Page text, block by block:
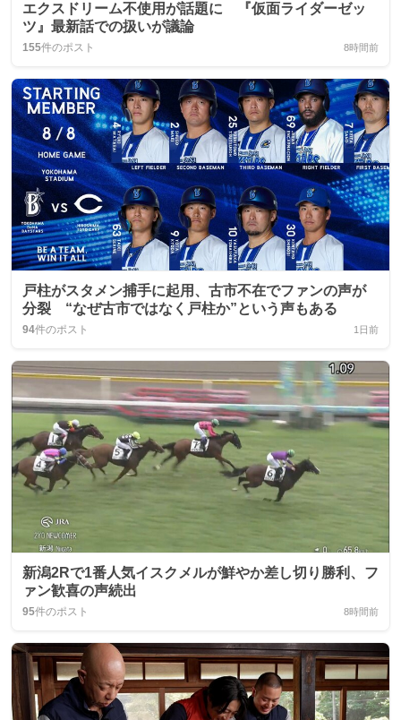
エクスドリーム不使用が話題に 『仮面ライダーゼッ
ツ』最新話での扱いが議論
155件のポスト 8時間前
戸柱がスタメン捕手に起用、古市不在でファンの声が
分裂 “なぜ古市ではなく戸柱か”という声もある
94件のポスト 1日前
新潟2Rで1番人気イスクメルが鮮やか差し切り勝利、フ
ァン歓喜の声続出
95件のポスト 8時間前